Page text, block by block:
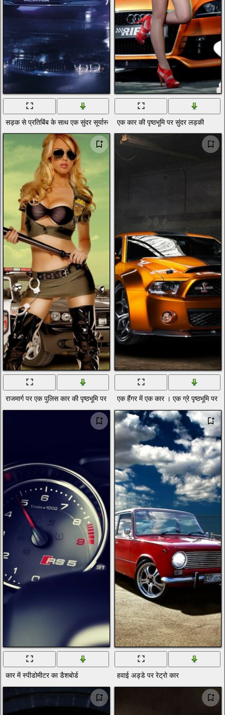
सड़क से प्रतिबिंब के साथ एक सुंदर सूर्यास्त में बीएमडब्ल्यू कारएक कार की पृष्ठभूमि पर सुंदर लड़की
राजमार्ग पर एक पुलिस कार की पृष्ठभूमि पर एक बैटन और हथकड़ी के साथ एक यौन कपड़े
एक हैंगर में एक कार । एक ग्रे पृष्ठभूमि पर
कार में स्पीडोमीटर का डैशबोर्ड हवाई अड्डे पर रेट्रो कार